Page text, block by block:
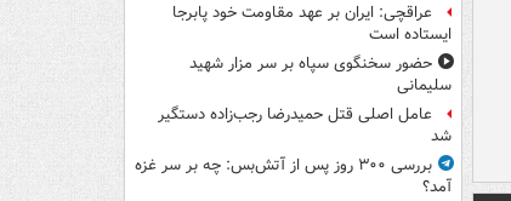
عراقچی: ایران بر عهد مقاومت خود پابرجا
ایستاده است
حضور سخنگوی سپاه بر سر مزار شهید
سلیمانی
عامل اصلی قتل حمیدرضا رجب‌زاده دستگیر
شد
بررسی ۳۰۰ روز پس از آتش‌بس: چه بر سر غزه
آمد؟